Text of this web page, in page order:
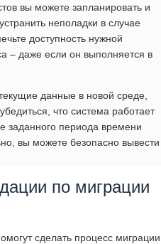
вы можете запланировать и
неполадки в случае
доступность нужной
– даже если он выполняется в
данные в новой среде,
что система работает
заданного периода времени
вы можете безопасно вывести
по миграции
сделать процесс миграции